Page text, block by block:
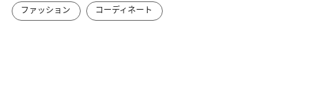
ファッション
コーディネート